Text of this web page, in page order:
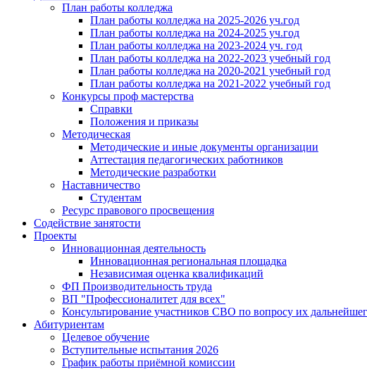
План работы колледжа
План работы колледжа на 2025-2026 уч.год
План работы колледжа на 2024-2025 уч.год
План работы колледжа на 2023-2024 уч. год
План работы колледжа на 2022-2023 учебный год
План работы колледжа на 2020-2021 учебный год
План работы колледжа на 2021-2022 учебный год
Конкурсы проф мастерства
Справки
Положения и приказы
Методическая
Методические и иные документы организации
Аттестация педагогических работников
Методические разработки
Наставничество
Студентам
Ресурс правового просвещения
Содействие занятости
Проекты
Инновационная деятельность
Инновационная региональная площадка
Независимая оценка квалификаций
ФП Производительность труда
ВП "Профессионалитет для всех"
Консультирование участников СВО по вопросу их
Абитуриентам
Целевое обучение
Вступительные испытания 2026
График работы приёмной комиссии